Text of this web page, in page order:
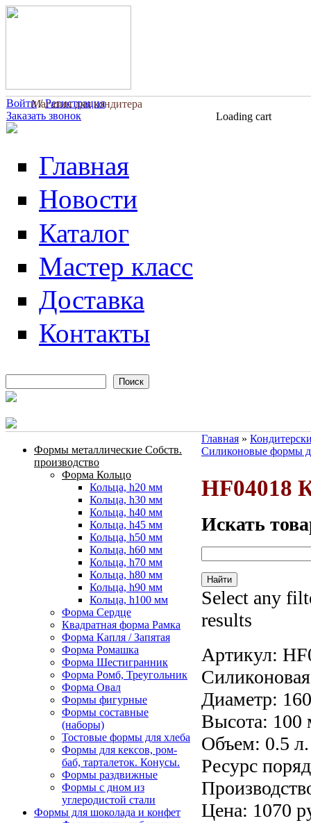
Перейти к основному содержанию
Магазин для кондитера
Войти/Регистрация
Заказать звонок
Loading cart
Главная
Новости
Каталог
Мастер класс
Доставка
Контакты
Форма поиска
Формы металлические Собств.
производство
Форма Кольцо
Кольца, h20 мм
Кольца, h30 мм
Кольца, h40 мм
Кольца, h45 мм
Кольца, h50 мм
Кольца, h60 мм
Кольца, h70 мм
Кольца, h80 мм
Кольца, h90 мм
Кольца, h100 мм
Форма Сердце
Квадратная форма Рамка
Форма Капля / Запятая
Форма Ромашка
Форма Шестигранник
Форма Ромб, Треугольник
Форма Овал
Формы фигурные
Формы составные
(наборы)
Тостовые формы для хлеба
Формы для кексов, ром-
баб, тарталеток. Конусы.
Формы раздвижные
Формы с дном из
углеродистой стали
Формы для шоколада и конфет
Вы здесь
Главная »
Силиконовые формы
HF04018
Искать
Select any
results
Артикул:
Диаметр:
Высота: 100
Объем: 0.5 л.
Ресурс
Цена: 1070